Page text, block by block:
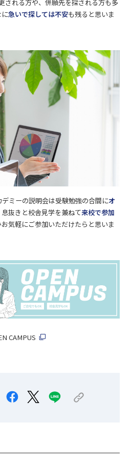
される方や、併願先を探される方も多
急いで探しては不安も残ると思いま
ミーの説明会は受験勉強の合間にオ
抜きと校舎見学を兼ねて来校で参加
気軽にご参加いただけたらと思いま
CAMPUS